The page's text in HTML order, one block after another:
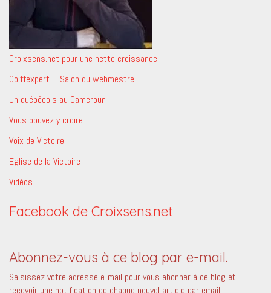
Croixsens.net pour une nette croissance
Coiffexpert – Salon du webmestre
Un québécois au Cameroun
Vous pouvez y croire
Voix de Victoire
Eglise de la Victoire
Vidéos
Facebook de Croixsens.net
Abonnez-vous à ce blog par e-mail.
Saisissez votre adresse e-mail pour vous abonner à ce blog et
recevoir une notification de chaque nouvel article par email.